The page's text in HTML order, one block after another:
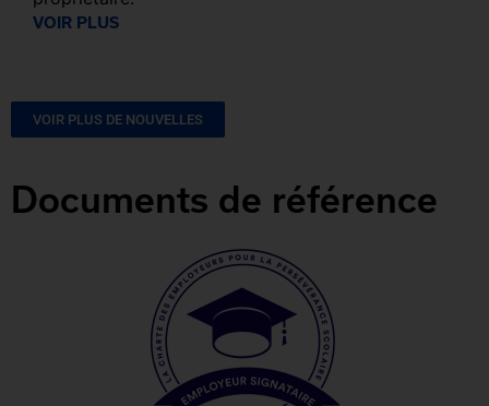
VOIR PLUS
VOIR PLUS DE NOUVELLES
Documents de référence